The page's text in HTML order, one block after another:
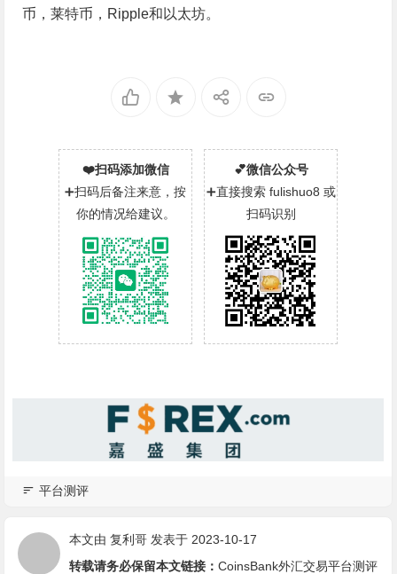
币，莱特币，Ripple和以太坊。
❤️扫码添加微信
➕扫码后备注来意，按
你的情况给建议。
💕微信公众号
➕直接搜索 fulishuo8 或
扫码识别
平台测评
本文由复利哥 发表于 2023-10-17
转载请务必保留本文链接：CoinsBank外汇交易平台测评